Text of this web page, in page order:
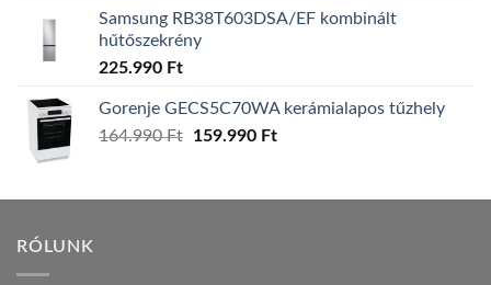
Samsung RB38T603DSA/EF kombinált
hűtőszekrény
225.990 Ft
Gorenje GECS5C70WA kerámialapos tűzhely
164.990Ft
Original
164.990 Ft.
159.990 FtCurrent
159.990 Ft.
RÓLUNK